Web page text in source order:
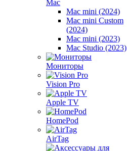
Mac
Mac mini (2024)
Mac mini Custom
(2024)
Mac mini (2023)
Mac Studio (2023)
Мониторы
Vision Pro
Apple TV
HomePod
AirTag